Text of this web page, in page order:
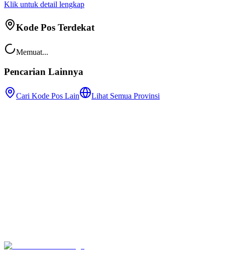
Klik untuk detail lengkap
Kode Pos Terdekat
Memuat...
Pencarian Lainnya
Cari Kode Pos Lain Lihat Semua Provinsi